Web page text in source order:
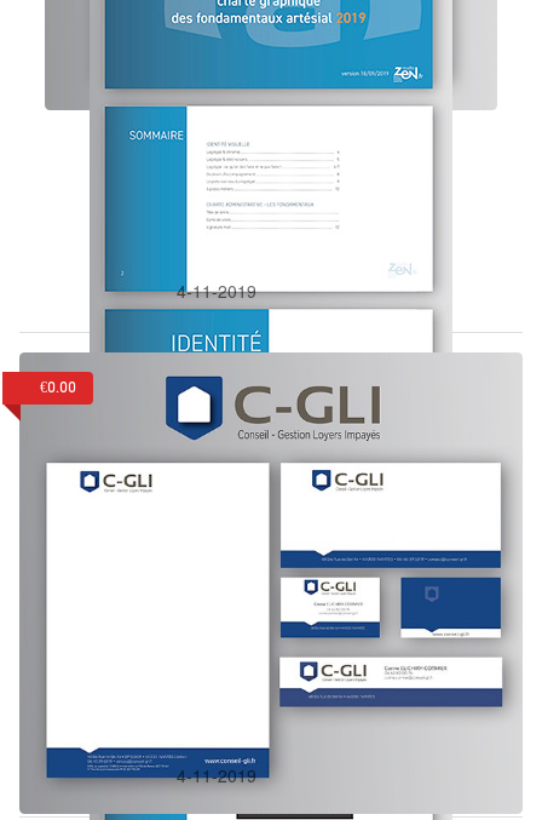
Dans:Identité visuelle
4-11-2019
€0.00
Identité visuelle
4-11-2019